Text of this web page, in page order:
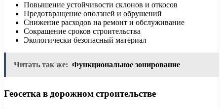
Повышение устойчивости склонов и откосов
Предотвращение оползней и обрушений
Снижение расходов на ремонт и обслуживание
Сокращение сроков строительства
Экологически безопасный материал
Читать так же: Функциональное зонирование
Геосетка в дорожном строительстве